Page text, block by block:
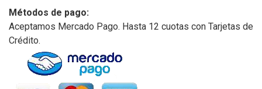
Métodos de pago:
Aceptamos Mercado Pago. Hasta 12 cuotas con Tarjetas de
Crédito.